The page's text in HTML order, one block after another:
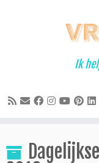
Ik